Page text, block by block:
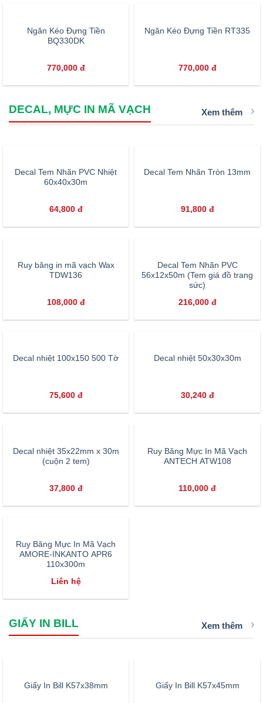
Ngăn Kéo Đựng Tiền
BQ330DK
770,000 đ
Ngăn Kéo Đựng Tiền RT335
770,000 đ
DECAL, MỰC IN MÃ VẠCH Xem thêm
Decal Tem Nhãn PVC Nhiệt
60x40x30m
64,800 đ
Decal Tem Nhãn Tròn 13mm
91,800 đ
Ruy băng in mã vạch Wax
TDW136
108,000 đ
Decal Tem Nhãn PVC
56x12x50m (Tem giá đồ trang
sức)
216,000 đ
Decal nhiệt 100x150 500 Tờ
75,600 đ
Decal nhiệt 50x30x30m
30,240 đ
Decal nhiệt 35x22mm x 30m
(cuộn 2 tem)
37,800 đ
Ruy Băng Mực In Mã Vạch
ANTECH ATW108
110,000 đ
Ruy Băng Mực In Mã Vạch
AMORE-INKANTO APR6
110x300m
Liên hệ
GIẤY IN BILL Xem thêm
Giấy In Bill K57x38mm Giấy In Bill K57x45mm